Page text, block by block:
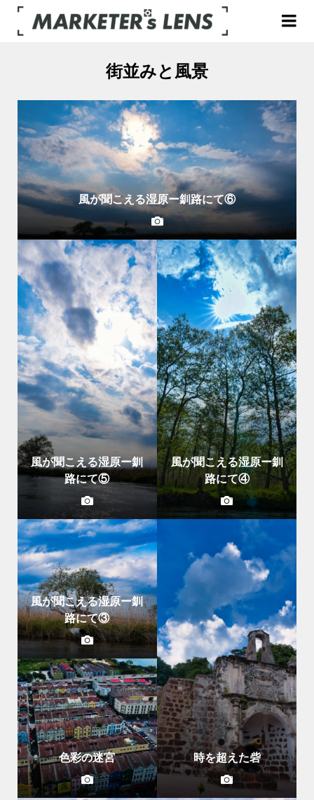
街並みと風景
風が聞こえる湿原ー釧路にて⑥
風が聞こえる湿原ー釧
路にて⑤
風が聞こえる湿原ー釧
路にて④
風が聞こえる湿原ー釧
路にて③
時を超えた砦
色彩の迷宮